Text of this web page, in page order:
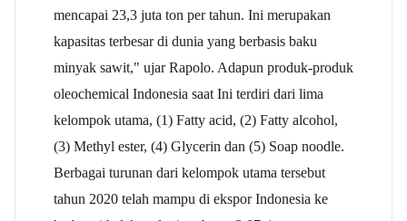
mencapai 23,3 juta ton per tahun. Ini merupakan
kapasitas terbesar di dunia yang berbasis baku
minyak sawit," ujar Rapolo. Adapun produk-produk
oleochemical Indonesia saat Ini terdiri dari lima
kelompok utama, (1) Fatty acid, (2) Fatty alcohol,
(3) Methyl ester, (4) Glycerin dan (5) Soap noodle.
Berbagai turunan dari kelompok utama tersebut
tahun 2020 telah mampu di ekspor Indonesia ke